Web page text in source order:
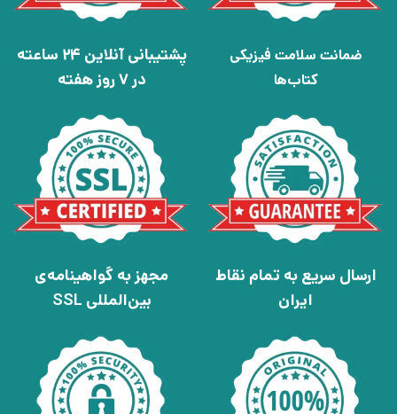
ضمانت سلامت فیزیکی
کتاب‌ها
پشتیبانی آنلاین 24 ساعته
در 7 روز هفته
ارسال سریع به تمام نقاط
ایران
مجهز به گواهینامه‌ی
بین‌المللی SSL